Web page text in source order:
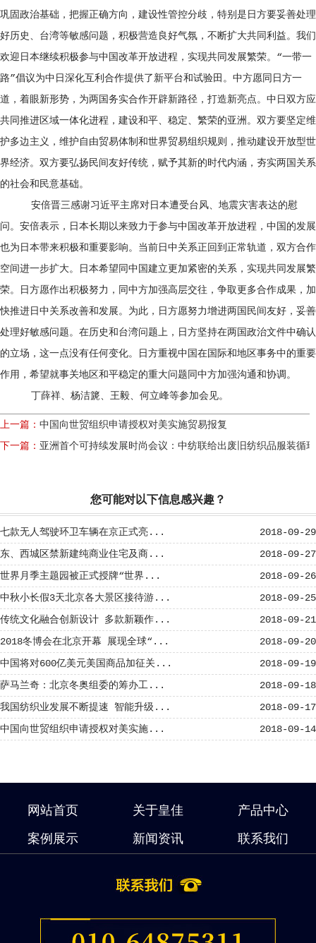
巩固政治基础，把握正确方向，建设性管控分歧，特别是日方要妥善处理
好历史、台湾等敏感问题，积极营造良好气氛，不断扩大共同利益。我们
欢迎日本继续积极参与中国改革开放进程，实现共同发展繁荣。“一带一
路”倡议为中日深化互利合作提供了新平台和试验田。中方愿同日方一
道，着眼新形势，为两国务实合作开辟新路径，打造新亮点。中日双方应
共同推进区域一体化进程，建设和平、稳定、繁荣的亚洲。双方要坚定维
护多边主义，维护自由贸易体制和世界贸易组织规则，推动建设开放型世
界经济。双方要弘扬民间友好传统，赋予其新的时代内涵，夯实两国关系
的社会和民意基础。
安倍晋三感谢习近平主席对日本遭受台风、地震灾害表达的慰
问。安倍表示，日本长期以来致力于参与中国改革开放进程，中国的发展
也为日本带来积极和重要影响。当前日中关系正回到正常轨道，双方合作
空间进一步扩大。日本希望同中国建立更加紧密的关系，实现共同发展繁
荣。日方愿作出积极努力，同中方加强高层交往，争取更多合作成果，加
快推进日中关系改善和发展。为此，日方愿努力增进两国民间友好，妥善
处理好敏感问题。在历史和台湾问题上，日方坚持在两国政治文件中确认
的立场，这一点没有任何变化。日方重视中国在国际和地区事务中的重要
作用，希望就事关地区和平稳定的重大问题同中方加强沟通和协调。
丁薛祥、杨洁篪、王毅、何立峰等参加会见。
上一篇： 中国向世贸组织申请授权对美实施贸易报复
下一篇： 亚洲首个可持续发展时尚会议：中纺联给出废旧纺织品服装循
您可能对以下信息感兴趣？
2018-09-29
七款无人驾驶环卫车辆在京正式亮...
2018-09-27
东、西城区禁新建纯商业住宅及商...
2018-09-26
世界月季主题园被正式授牌“世界...
2018-09-25
中秋小长假3天北京各大景区接待游...
2018-09-21
传统文化融合创新设计 多款新颖作...
2018-09-20
2018冬博会在北京开幕 展现全球“...
2018-09-19
中国将对600亿美元美国商品加征关...
2018-09-18
萨马兰奇：北京冬奥组委的筹办工...
2018-09-17
我国纺织业发展不断提速 智能升级...
2018-09-14
中国向世贸组织申请授权对美实施...
网站首页 关于皇佳
产品中心
案例展示
新闻资讯 联系我们